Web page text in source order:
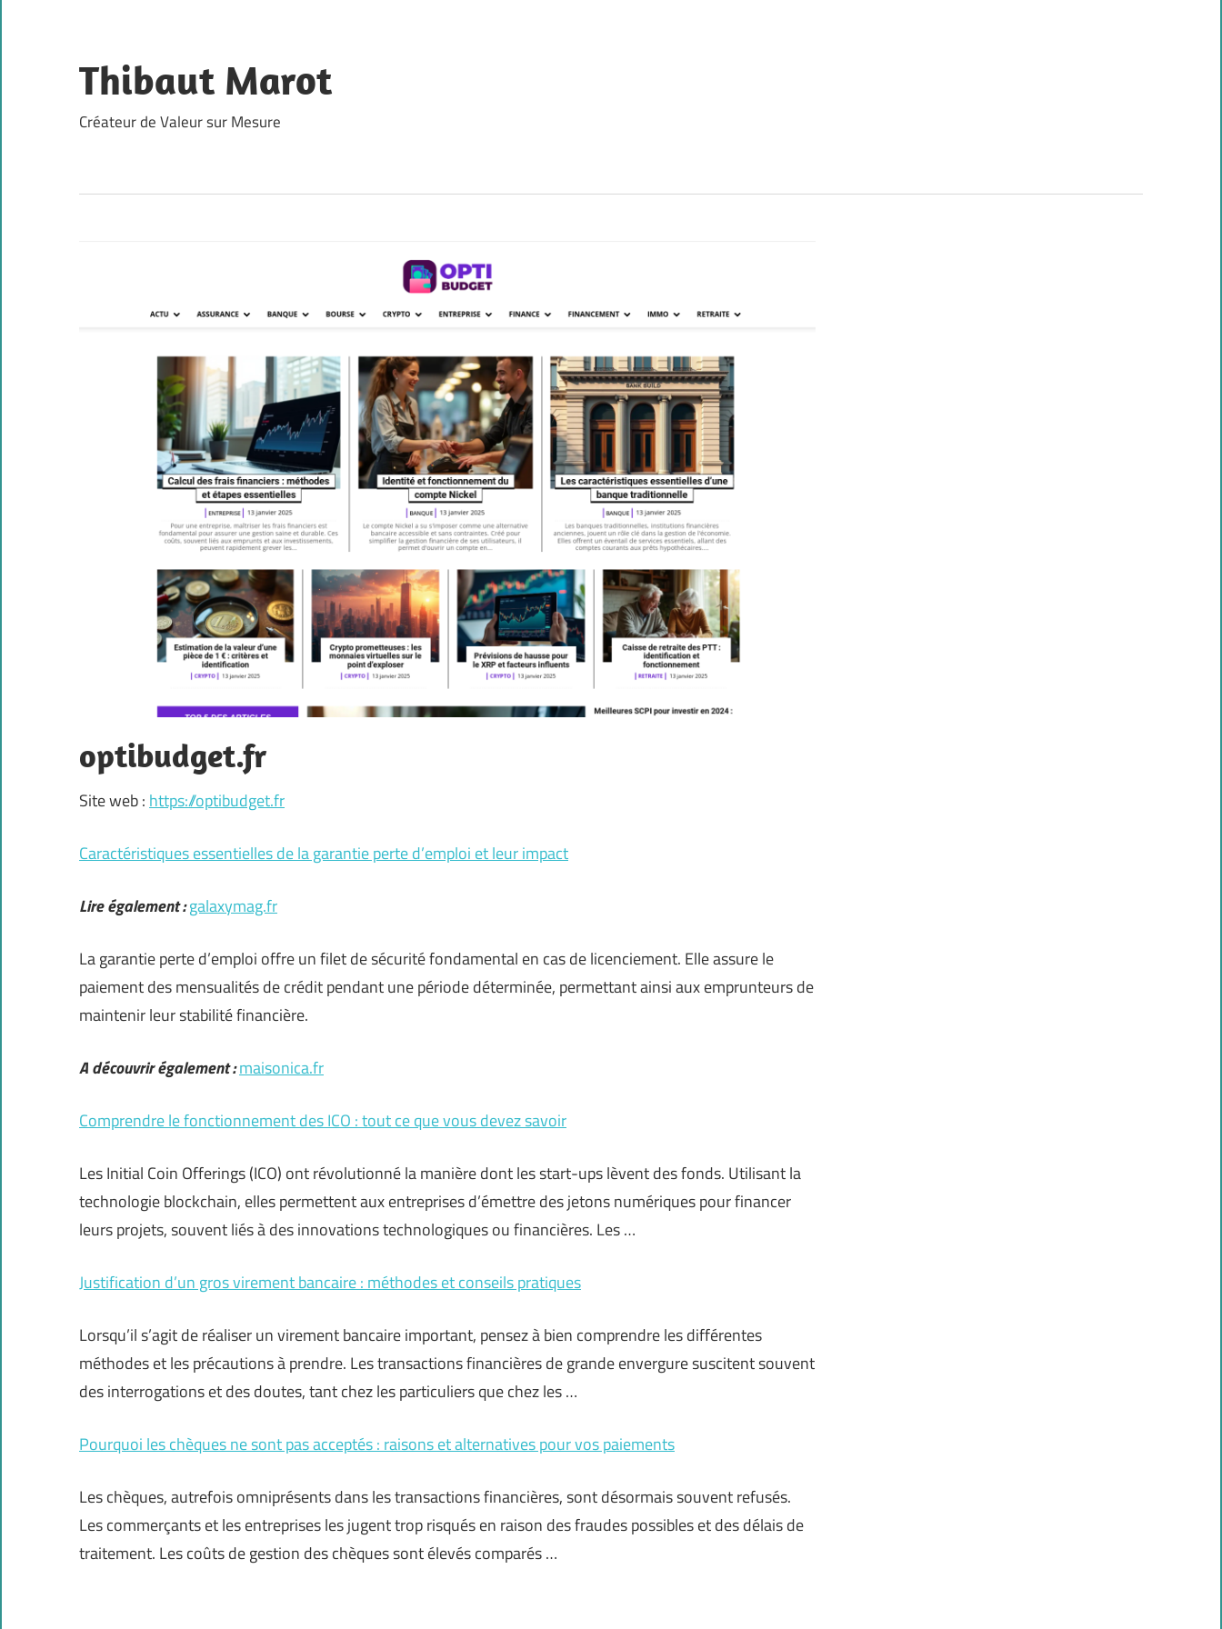
content
Thibaut Marot
Créateur de Valeur sur Mesure
optibudget.fr
Site web : https://optibudget.fr
Caractéristiques essentielles de la garantie perte d’emploi et leur impact
Lire également :galaxymag.fr
La garantie perte d’emploi offre un filet de sécurité fondamental en cas de licenciement. Elle assure le
paiement des mensualités de crédit pendant une période déterminée, permettant ainsi aux emprunteurs de
maintenir leur stabilité financière.
A découvrir également :maisonica.fr
Comprendre le fonctionnement des ICO : tout ce que vous devez savoir
Les Initial Coin Offerings (ICO) ont révolutionné la manière dont les start-ups lèvent des fonds. Utilisant la
technologie blockchain, elles permettent aux entreprises d’émettre des jetons numériques pour financer
leurs projets, souvent liés à des innovations technologiques ou financières. Les …
Justification d’un gros virement bancaire : méthodes et conseils pratiques
Lorsqu’il s’agit de réaliser un virement bancaire important, pensez à bien comprendre les différentes
méthodes et les précautions à prendre. Les transactions financières de grande envergure suscitent souvent
des interrogations et des doutes, tant chez les particuliers que chez les …
Pourquoi les chèques ne sont pas acceptés : raisons et alternatives pour vos paiements
Les chèques, autrefois omniprésents dans les transactions financières, sont désormais souvent refusés.
Les commerçants et les entreprises les jugent trop risqués en raison des fraudes possibles et des délais de
traitement. Les coûts de gestion des chèques sont élevés comparés …